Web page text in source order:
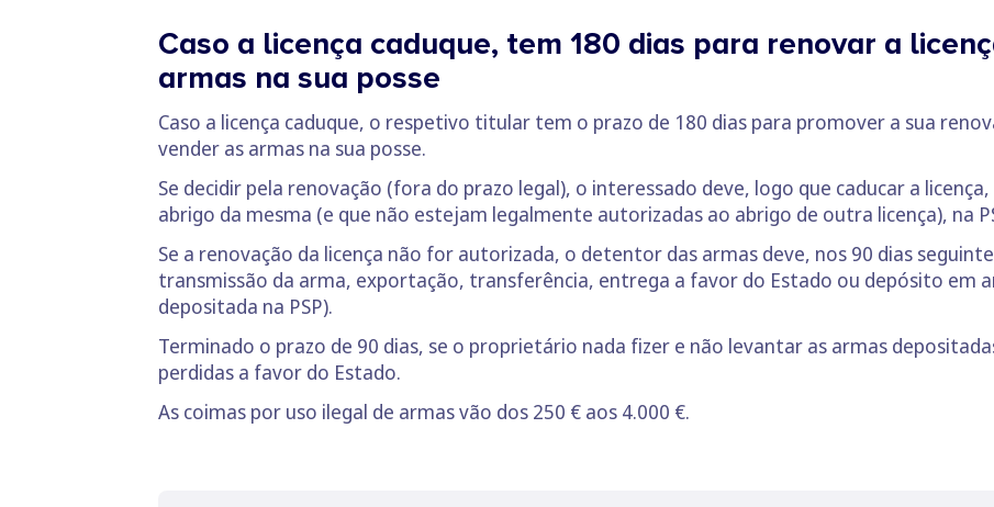
Caso a licença caduque, tem 180 dias para renovar a
armas na sua posse
Caso a licença caduque, o respetivo titular tem o prazo de 180 dias para promover a sua
vender as armas na sua posse.
Se decidir pela renovação (fora do prazo legal), o interessado deve, logo que caducar a
abrigo da mesma (e que não estejam legalmente autorizadas ao abrigo de outra licença), na
Se a renovação da licença não for autorizada, o detentor das armas deve, nos 90 dias
transmissão da arma, exportação, transferência, entrega a favor do Estado ou depósito em
depositada na PSP).
Terminado o prazo de 90 dias, se o proprietário nada fizer e não levantar as armas
perdidas a favor do Estado.
As coimas por uso ilegal de armas vão dos 250 € aos 4.000 €.